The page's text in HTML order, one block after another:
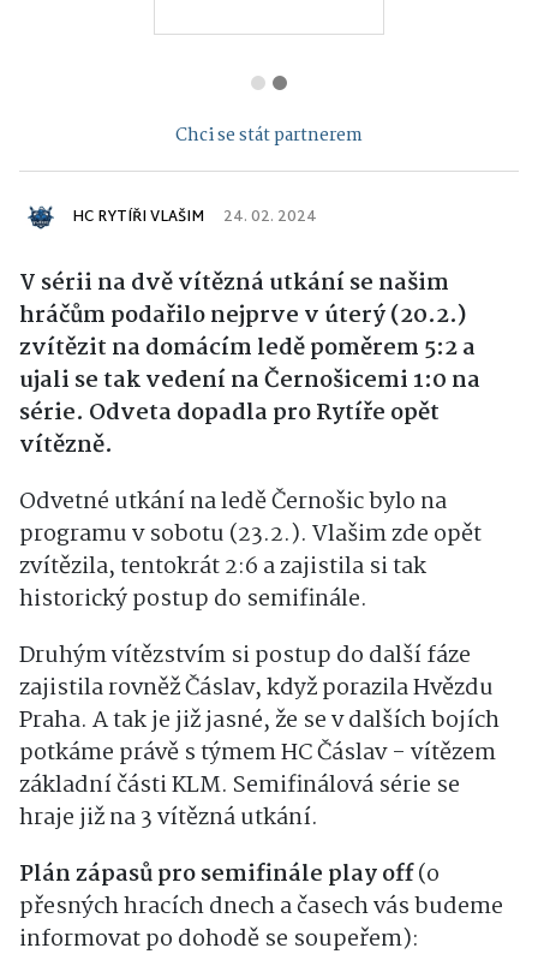
Chci se stát partnerem
HC RYTÍŘI VLAŠIM 24. 02. 2024
V sérii na dvě vítězná utkání se našim
hráčům podařilo nejprve v úterý (20.2.)
zvítězit na domácím ledě poměrem 5:2 a
ujali se tak vedení na Černošicemi 1:0 na
série. Odveta dopadla pro Rytíře opět
vítězně.
Odvetné utkání na ledě Černošic bylo na
programu v sobotu (23.2.). Vlašim zde opět
zvítězila, tentokrát 2:6 a zajistila si tak
historický postup do semifinále.
Druhým vítězstvím si postup do další fáze
zajistila rovněž Čáslav, když porazila Hvězdu
Praha. A tak je již jasné, že se v dalších bojích
potkáme právě s týmem HC Čáslav - vítězem
základní části KLM. Semifinálová série se
hraje již na 3 vítězná utkání.
Plán zápasů pro semifinále play off(o
přesných hracích dnech a časech vás budeme
informovat po dohodě se soupeřem):